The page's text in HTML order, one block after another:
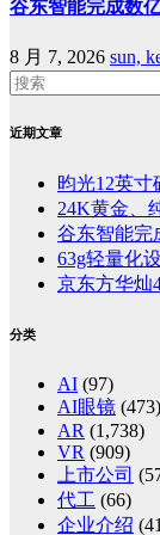
谷东智能完成数
8 月 7, 2026 sun,
近期文章
昀光12英
24K黄金、
谷东智能完
63g轻量化
京东方华灿
分类
AI (97)
AI眼镜 (473)
AR (1,738)
VR (909)
上市公司
代工 (66)
企业介绍